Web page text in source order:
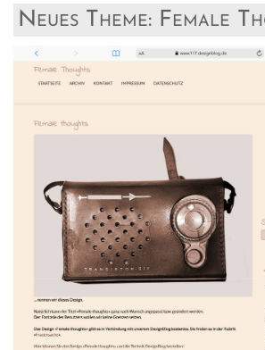
Neues Theme: Female